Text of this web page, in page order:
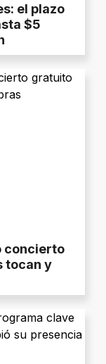
el plazo
$5
concierto
tocan y